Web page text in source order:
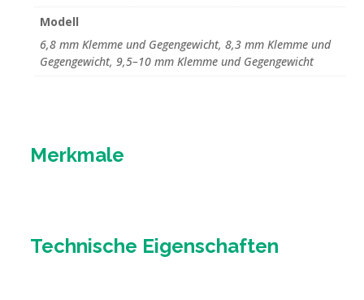
Modell
6,8 mm Klemme und Gegengewicht, 8,3 mm Klemme und
Gegengewicht, 9,5–10 mm Klemme und Gegengewicht
Merkmale
Technische Eigenschaften